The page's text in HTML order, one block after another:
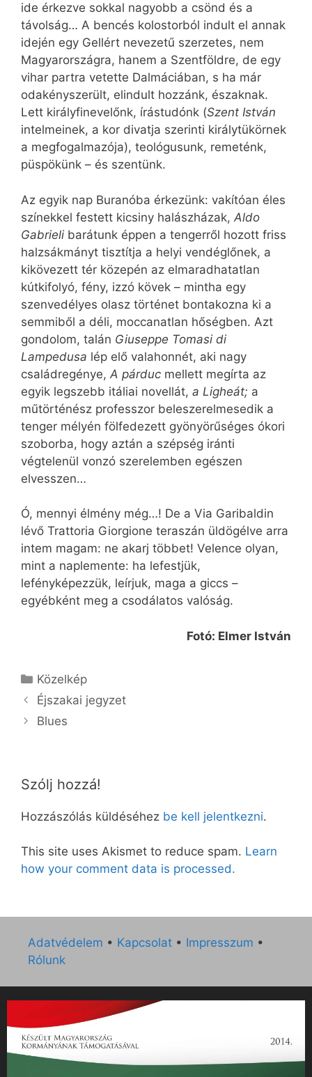
ide érkezve sokkal nagyobb a csönd és a
távolság… A bencés kolostorból indult el annak
idején egy Gellért nevezetű szerzetes, nem
Magyarországra, hanem a Szentföldre, de egy
vihar partra vetette Dalmáciában, s ha már
odakényszerült, elindult hozzánk, északnak.
Lett királyfinevelőnk, írástudónk (Szent István
intelmeinek, a kor divatja szerinti királytükörnek
a megfogalmazója), teológusunk, remeténk,
püspökünk – és szentünk.
Az egyik nap Buranóba érkezünk: vakítóan éles
színekkel festett kicsiny halászházak, Aldo
Gabrieli barátunk éppen a tengerről hozott friss
halzsákmányt tisztítja a helyi vendéglőnek, a
kikövezett tér közepén az elmaradhatatlan
kútkifolyó, fény, izzó kövek – mintha egy
szenvedélyes olasz történet bontakozna ki a
semmiből a déli, moccanatlan hőségben. Azt
gondolom, talán Giuseppe Tomasi di
Lampedusa lép elő valahonnét, aki nagy
családregénye, A párduc mellett megírta az
egyik legszebb itáliai novellát, a Ligheát; a
műtörténész professzor beleszerelmesedik a
tenger mélyén fölfedezett gyönyörűséges ókori
szoborba, hogy aztán a szépség iránti
végtelenül vonzó szerelemben egészen
elvesszen…
Ó, mennyi élmény még…! De a Via Garibaldin
lévő Trattoria Giorgione teraszán üldögélve arra
intem magam: ne akarj többet! Velence olyan,
mint a naplemente: ha lefestjük,
lefényképezzük, leírjuk, maga a giccs –
egyébként meg a csodálatos valóság.
Fotó: Elmer István
Kategória
Közelkép
Éjszakai jegyzet
Blues
Szólj hozzá!
Hozzászólás küldéséhez be kell jelentkezni.
This site uses Akismet to reduce spam. Learn
how your comment data is processed.
Adatvédelem • Kapcsolat • Impresszum •
Rólunk